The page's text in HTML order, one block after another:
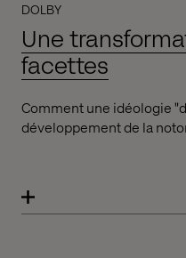
DOLBY
Une
facettes
Comment une idéologie
développement de la